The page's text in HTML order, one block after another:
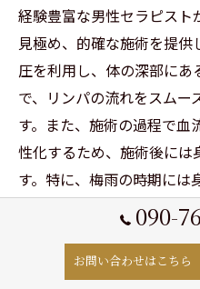
経験豊富な男性セラピスト
見極め、的確な施術を提
圧を利用し、体の深部にあ
で、リンパの流れをスムー
す。また、施術の過程で血
性化するため、施術後には
す。特に、梅雨の時期に
め、定期的なケアが重要で
木駅からもアクセスが良
い立地です。完全個室のプ
090-
お問い合わせはこちら